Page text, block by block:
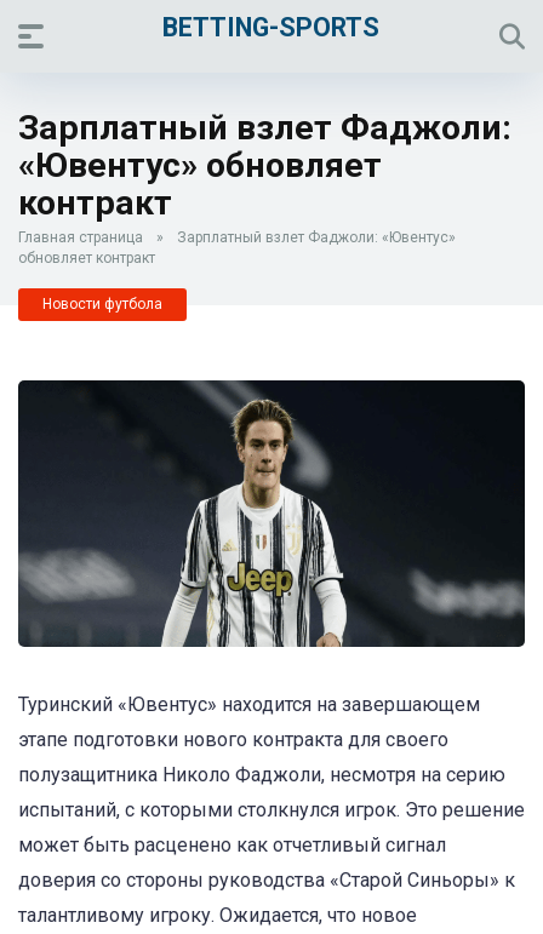
BETTING-SPORTS
Зарплатный взлет Фаджоли:
«Ювентус» обновляет
контракт
Главная страница »
Зарплатный взлет Фаджоли: «Ювентус»
обновляет контракт
Новости футбола
Туринский «Ювентус» находится на завершающем
этапе подготовки нового контракта для своего
полузащитника Николо Фаджоли, несмотря на серию
испытаний, с которыми столкнулся игрок. Это решение
может быть расценено как отчетливый сигнал
доверия со стороны руководства «Старой Синьоры» к
талантливому игроку. Ожидается, что новое